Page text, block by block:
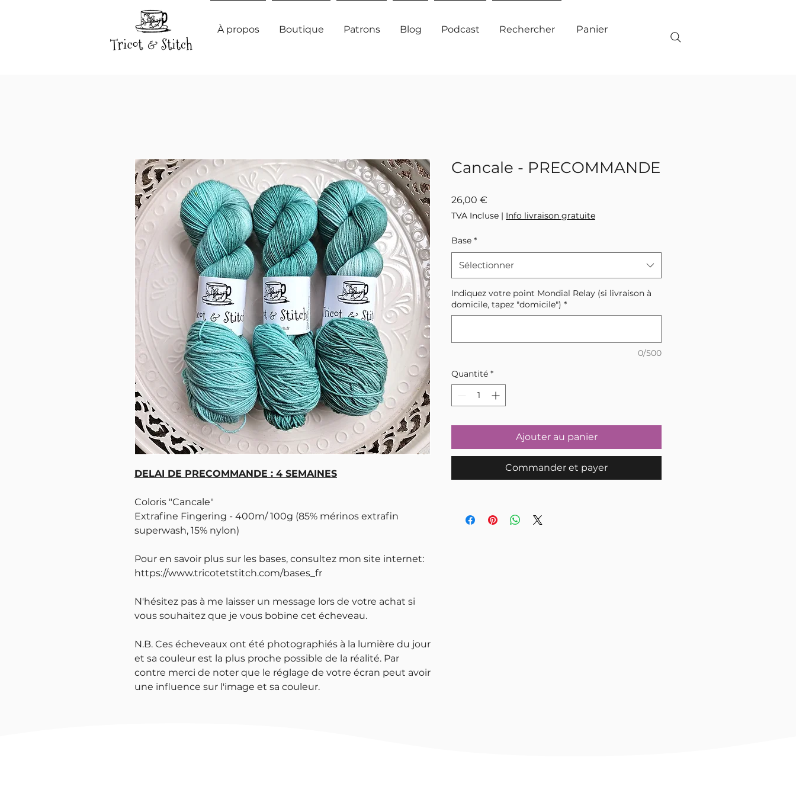
À propos Boutique Patrons Blog Podcast Rechercher Panier
DELAI DE PRECOMMANDE : 4 SEMAINES
Coloris "Cancale"
Extrafine Fingering - 400m/ 100g (85% mérinos extrafin
superwash, 15% nylon)
Pour en savoir plus sur les bases, consultez mon site internet:
https://www.tricotetstitch.com/bases_fr
N'hésitez pas à me laisser un message lors de votre achat si
vous souhaitez que je vous bobine cet écheveau.
N.B. Ces écheveaux ont été photographiés à la lumière du jour
et sa couleur est la plus proche possible de la réalité. Par
contre merci de noter que le réglage de votre écran peut avoir
une influence sur l'image et sa couleur.
Cancale - PRECOMMANDE
26,00 €
TVA Incluse | Info livraison gratuite
Base *
Sélectionner
Indiquez votre point Mondial Relay (si livraison à
domicile, tapez "domicile") *
0/500
Quantité *
Ajouter au panier
Commander et payer